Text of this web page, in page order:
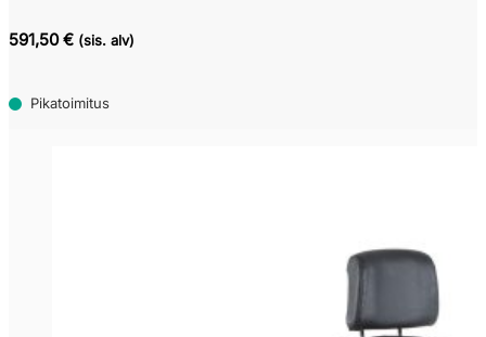
591,50 € (sis. alv)
Pikatoimitus